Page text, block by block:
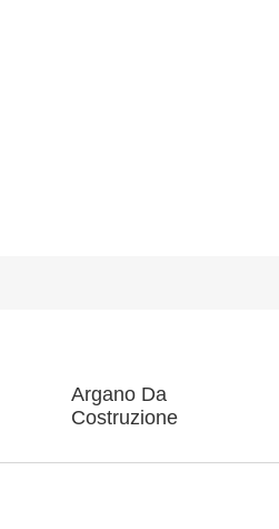
Argano Da
Costruzione